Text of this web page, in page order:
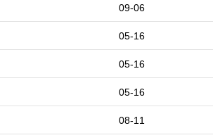
09-06
05-16
05-16
05-16
08-11